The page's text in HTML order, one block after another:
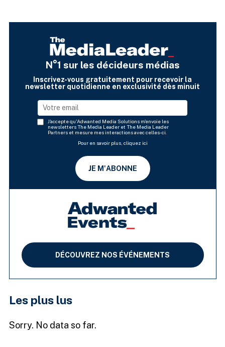
N°1 sur les décideurs médias
Inscrivez-vous gratuitement pour recevoir la
newsletter quotidienne en exclusivité dès minuit
J'accepte qu'Adwanted Media Solutions m'envoie les
newsletters The Media Leader et The Media Leader
Partners et mesure mes interactions avec celles-ci.
Pour en savoir plus, cliquez ici
JE M'ABONNE
DÉCOUVREZ NOS ÉVÉNEMENTS
Les plus lus
Sorry. No data so far.